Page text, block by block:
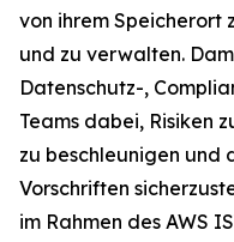
von ihrem Speicherort
und zu verwalten.
Datenschutz-,
Teams dabei, Risiken
zu beschleunigen und
Vorschriften
im Rahmen des AWS